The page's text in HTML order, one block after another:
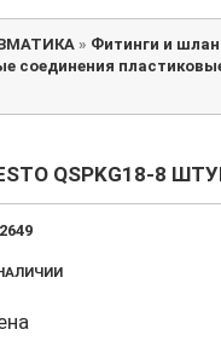
» Фитинги и
соединения
QSPKG18-8